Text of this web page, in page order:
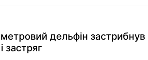
дельфін застрибнув
застряг